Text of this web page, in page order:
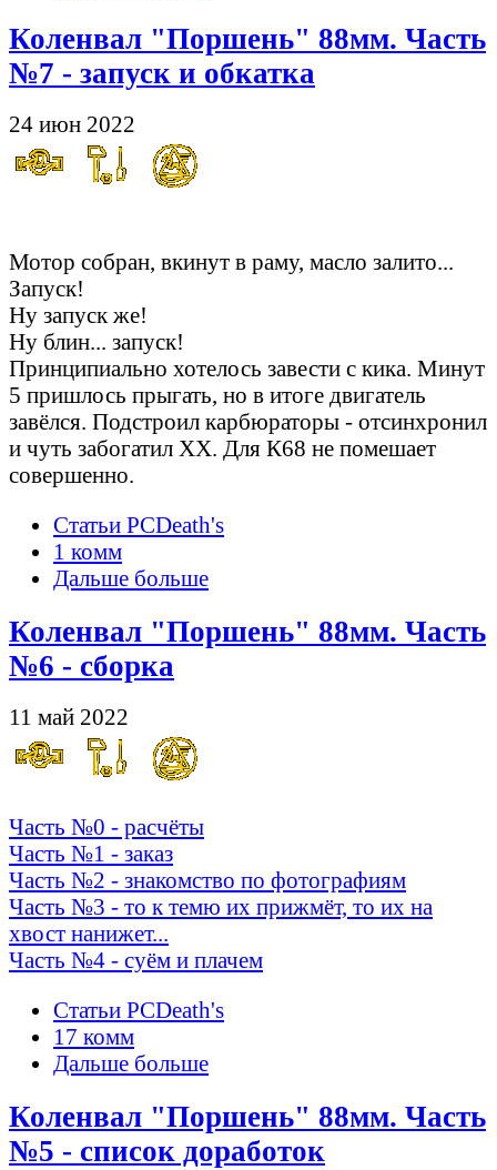
Коленвал "Поршень" 88мм. Часть
№7 - запуск и обкатка
24 июн 2022
Мотор собран, вкинут в раму, масло залито...
Запуск!
Ну запуск же!
Ну блин... запуск!
Принципиально хотелось завести с кика. Минут
5 пришлось прыгать, но в итоге двигатель
завёлся. Подстроил карбюраторы - отсинхронил
и чуть забогатил ХХ. Для К68 не помешает
совершенно.
Статьи PCDeath's
1 комм
Дальше больше
Коленвал "Поршень" 88мм. Часть
№6 - сборка
11 май 2022
Часть №0 - расчёты
Часть №1 - заказ
Часть №2 - знакомство по фотографиям
Часть №3 - то к темю их прижмёт, то их на
хвост нанижет...
Часть №4 - суём и плачем
Статьи PCDeath's
17 комм
Дальше больше
Коленвал "Поршень" 88мм. Часть
№5 - список доработок